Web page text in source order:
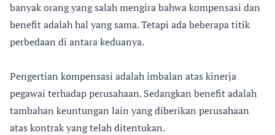
banyak orang yang salah mengira bahwa kompensasi dan
benefit adalah hal yang sama. Tetapi ada beberapa titik
perbedaan di antara keduanya.
Pengertian kompensasi adalah imbalan atas kinerja
pegawai terhadap perusahaan. Sedangkan benefit adalah
tambahan keuntungan lain yang diberikan perusahaan
atas kontrak yang telah ditentukan.